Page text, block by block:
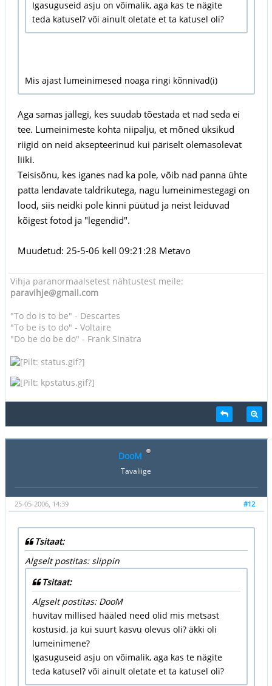
Igasuguseid asju on võimalik, aga kas te nägite
teda katusel? või ainult oletate et ta katusel oli?
Mis ajast lumeinimesed noaga ringi kõnnivad(i)
Aga samas jällegi, kes suudab tõestada et nad seda ei
tee. Lumeinimeste kohta niipalju, et mõned üksikud
riigid on neid aksepteerinud kui päriselt olemasolevat
liiki.
Teisisõnu, kes iganes nad ka pole, võib nad panna ühte
patta lendavate taldrikutega, nagu lumeinimestegagi on
lood, siis neidki pole kinni püütud ja neist leiduvad
kõigest fotod ja "legendid".
Muudetud: 25-5-06 kell 09:21:28 Metavo
Vihja paranormaalsetest nähtustest meile:
paravihje@gmail.com
"To do is to be" - Descartes
"To be is to do" - Voltaire
"Do be do be do" - Frank Sinatra
DooM
Tavaliige
#12
25-05-2006, 14:39
Tsitaat:
Algselt postitas: slippin
Tsitaat:
Algselt postitas: DooM
huvitav millised hääled need olid mis metsast
kostusid, ja kui suurt kasvu olevus oli? äkki oli
lumeinimene?
Igasuguseid asju on võimalik, aga kas te nägite
teda katusel? või ainult oletate et ta katusel oli?